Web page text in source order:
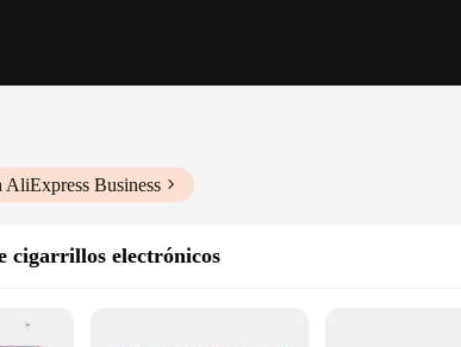
AliExpress Business
cigarrillos electrónicos